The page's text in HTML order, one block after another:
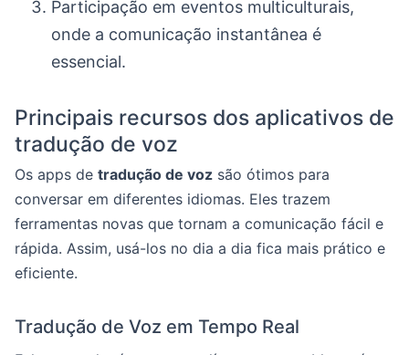
Participação em eventos multiculturais,
onde a comunicação instantânea é
essencial.
Principais recursos dos aplicativos de
tradução de voz
Os apps de tradução de voz são ótimos para
conversar em diferentes idiomas. Eles trazem
ferramentas novas que tornam a comunicação fácil e
rápida. Assim, usá-los no dia a dia fica mais prático e
eficiente.
Tradução de Voz em Tempo Real